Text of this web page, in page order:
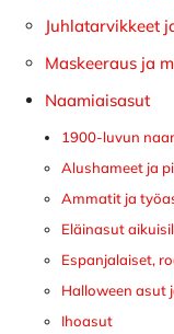
Juhlatarvikkeet
Maskeeraus ja
Naamiaisasut
1900-luvun
Alushameet ja
Ammatit ja
Eläinasut
Espanjalaiset,
Halloween asut
Ihoasut